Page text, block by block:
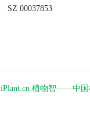
SZ 00037853
iPlant.cn 植物智——中国